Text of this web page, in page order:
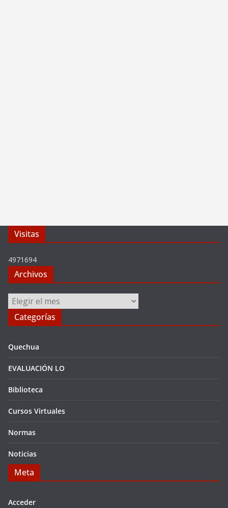
Visitas
4971694
Archivos
Archivos
Categorías
Quechua
EVALUACIÓN LO
Biblioteca
Cursos Virtuales
Normas
Noticias
Meta
Acceder